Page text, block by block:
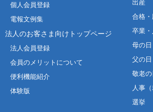
個人会員登録
電報文例集
法人のお客さま向けトップページ
法人会員登録
会員のメリットについて
便利機能紹介
体験版
出産
合格
卒業
母の日
父の日
敬老の
人事（
選挙